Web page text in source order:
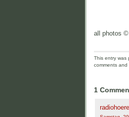
all photos
This entry was
comments and
1